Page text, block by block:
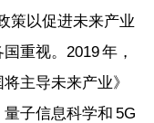
策以促进未来产业
重视。2019 年，
主导未来产业》
子信息科学和 5G